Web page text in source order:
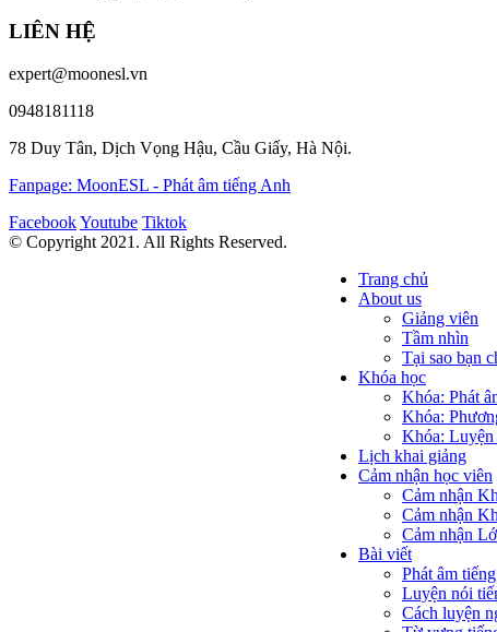
LIÊN HỆ
expert@moonesl.vn
0948181118
78 Duy Tân, Dịch Vọng Hậu, Cầu Giấy, Hà Nội.
Fanpage: MoonESL - Phát âm tiếng Anh
FacebookYoutube Tiktok
© Copyright 2021. All Rights Reserved.
Trang chủ
About us
Giảng viên
Tầm nhìn
Tại sao bạn
Khóa học
Khóa: Phát
Khóa:
Khóa:
Lịch khai giảng
Cảm nhận học viên
Cảm nhận
Cảm nhận
Cảm nhận
Bài viết
Phát âm
Luyện nói
Cách luyện